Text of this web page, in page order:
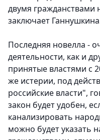
двумя гражданствами
заключает
Последняя новелла -
деятельности, как и
принятые властями с
же истерии, под
российские власти",
закон будет удобен,
канализировать
можно будет указать